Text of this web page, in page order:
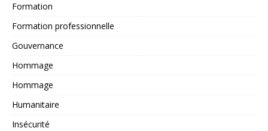
Formation
Formation professionnelle
Gouvernance
Hommage
Hommage
Humanitaire
Insécurité